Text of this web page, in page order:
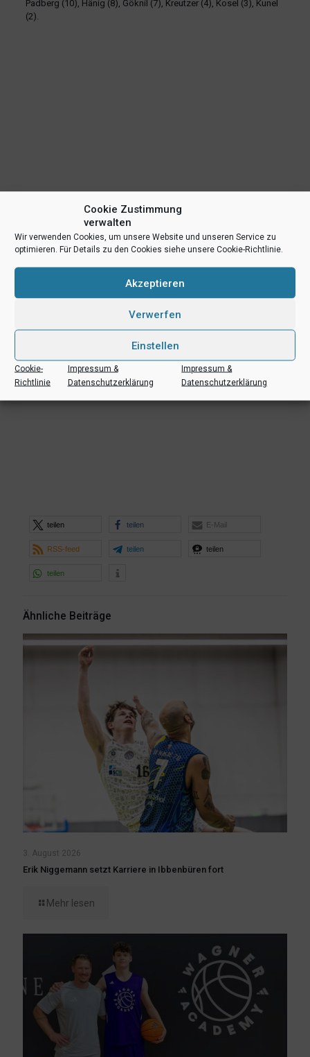
Cookie Zustimmung
verwalten
Wir verwenden Cookies, um unsere Website und unseren Service zu
optimieren. Für Details zu den Cookies siehe unsere Cookie-Richtlinie.
Akzeptieren
Verwerfen
Einstellen
Cookie-
Richtlinie
Impressum &
Datenschutzerklärung
Impressum &
Datenschutzerklärung
Padberg (10), Hänig (8), Göknil (7), Kreutzer (4), Kosel (3), Kunel
(2).
teilen teilen E-Mail
RSS-feed teilen teilen
teilen
Ähnliche Beiträge
3. August 2026
Erik Niggemann setzt Karriere in Ibbenbüren fort
Mehr lesen